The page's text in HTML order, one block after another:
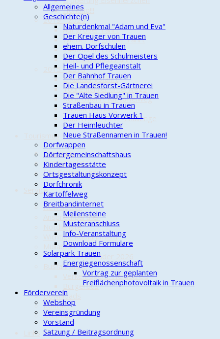
Hohoho!!!
2019 - 2020
Auf großer Fahrt
Wieder auf großer Fahrt
24-h-Mofarennen
Jahresabschlussfahrt
2015 - 2018
Erkundungsfahrt
Tourenfahrer unterwegs
Kontrollfahrt Kartoffelweg
Saisoneröffnung
Cold-Water-Beer-Challenge
Tourismus
Gasthaus
Campingplatz
Lilis Ferienwohnungen
Service
Newsletter
Ansprechpartner
Notdienste
Wichtige Rufnummern
Müllabfuhr
Abfuhrkalender 2026
Busfahrpläne
Verkehrsgem. Heidekreis
Bürgerbus
Downloads
Kontakt
sitemap
Links
Allgemeines
Geschichte(n)
Naturdenkmal "Adam und Eva"
Der Kreuger von Trauen
ehem. Dorfschulen
Der Opel des Schulmeisters
Heil- und Pflegeanstalt
Der Bahnhof Trauen
Die Landesforst-Gärtnerei
Die "Alte Siedlung" in Trauen
Straßenbau in Trauen
Trauen Haus Vorwerk 1
Der Heimleuchter
Neue Straßennamen in Trauen!
Dorfwappen
Dörfergemeinschaftshaus
Kindertagesstätte
Ortsgestaltungskonzept
Dorfchronik
Kartoffelweg
Breitbandinternet
Meilensteine
Musteranschluss
Info-Veranstaltung
Download Formulare
Solarpark Trauen
Energiegenossenschaft
Vortrag zur geplanten
Freiflächenphotovoltaik in Trauen
Förderverein
Webshop
Vereinsgründung
Vorstand
Satzung / Beitragsordnung